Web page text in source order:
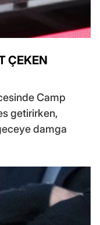
ÇEKEN
Camp
getirirken,
damga